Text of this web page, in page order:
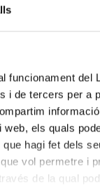
funcionament del
de tercers per a
els quals
hagi fet dels
vol permetre i
través de la qual